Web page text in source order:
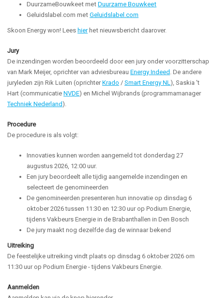
DuurzameBouwkeet met Duurzame Bouwkeet
Geluidslabel.com met Geluidslabel.com
Skoon Energy won! Lees hierhet nieuwsbericht daarover.
Jury
De inzendingen worden beoordeeld door een jury onder voorzitterschap
van Mark Meijer, oprichter van adviesbureau Energy Indeed . De andere
juryleden zijn Rik Luiten (oprichterKrado / Smart Energy NL), Saskia 't
Hart (communicatie NVDE) en Michel Wijbrands (programmamanager
Techniek Nederland ).
Procedure
De procedure is als volgt:
Innovaties kunnen worden aangemeld tot donderdag 27
augustus 2026, 12:00 uur.
Een jury beoordeelt alle tijdig aangemelde inzendingen en
selecteert de genomineerden
De genomineerden presenteren hun innovatie op dinsdag 6
oktober 2026 tussen 11:30 en 12:30 uur op Podium Energie,
tijdens Vakbeurs Energie in de Brabanthallen in Den Bosch
De jury maakt nog dezelfde dag de winnaar bekend
Uitreiking
De feestelijke uitreiking vindt plaats op dinsdag 6 oktober 2026 om
11:30 uur op Podium Energie - tijdens Vakbeurs Energie.
Aanmelden